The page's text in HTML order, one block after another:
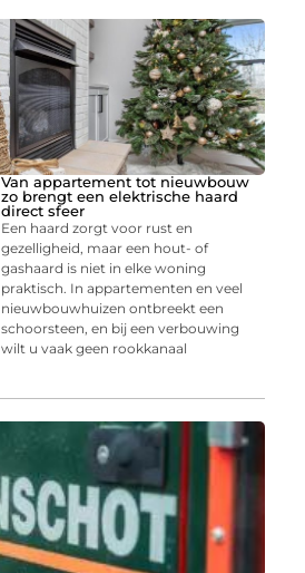
Van appartement tot nieuwbouw
zo brengt een elektrische haard
direct sfeer
Een haard zorgt voor rust en
gezelligheid, maar een hout- of
gashaard is niet in elke woning
praktisch. In appartementen en veel
nieuwbouwhuizen ontbreekt een
schoorsteen, en bij een verbouwing
wilt u vaak geen rookkanaal